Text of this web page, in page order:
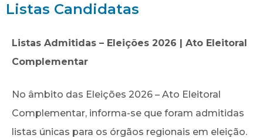
Listas Candidatas
Listas Admitidas – Eleições 2026 | Ato Eleitoral
Complementar
No âmbito das Eleições 2026 – Ato Eleitoral
Complementar, informa-se que foram admitidas
listas únicas para os órgãos regionais em eleição.